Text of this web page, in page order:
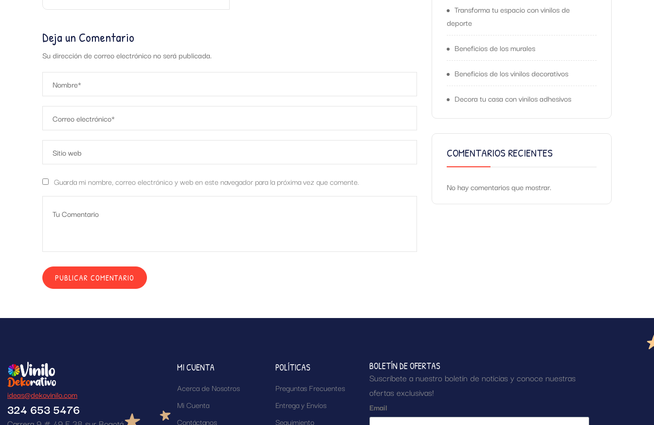
Deja un Comentario
Su dirección de correo electrónico no será publicada.
Guarda mi nombre, correo electrónico y web en este navegador para la próxima vez que comente.
Transforma tu espacio con vinilos de
deporte
Beneficios de los murales
Beneficios de los vinilos decorativos
Decora tu casa con vinilos adhesivos
COMENTARIOS RECIENTES
No hay comentarios que mostrar.
ideas@dekovinilo.com
324 653 5476
MI CUENTA
Acerca de Nosotros
Mi Cuenta
Contáctanos
POLÍTICAS
Preguntas Frecuentes
Entrega y Envíos
Seguimiento
BOLETÍN DE OFERTAS
Suscríbete a nuestro boletín de noticias y conoce nuestras
ofertas exclusivas!
Email